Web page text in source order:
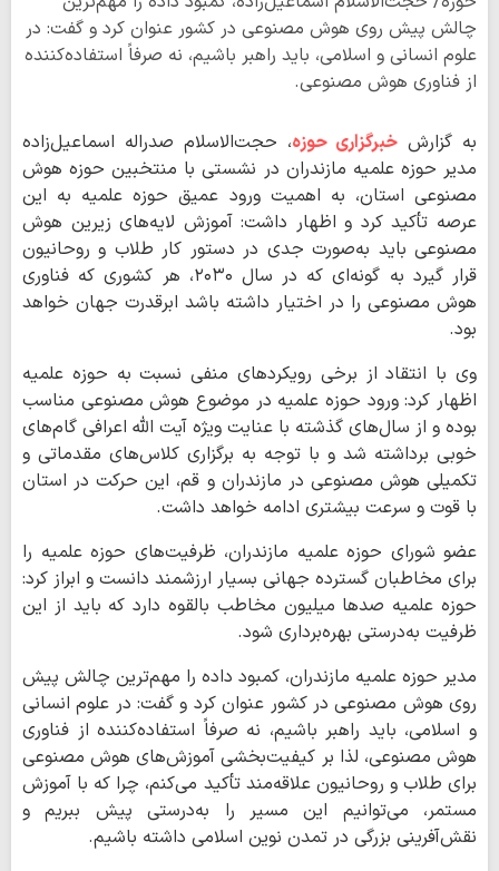
چالش پیش روی هوش مصنوعی در کشور عنوان کرد و گفت: در
علوم انسانی و اسلامی، باید راهبر باشیم، نه صرفاً استفاده‌کننده
از فناوری هوش مصنوعی.
به گزارش خبرگزاری حوزه، حجت‌الاسلام صدراله اسماعیل‌زاده
مدیر حوزه علمیه مازندران در نشستی با منتخبین حوزه هوش
مصنوعی استان، به اهمیت ورود عمیق حوزه علمیه به این
عرصه تأکید کرد و اظهار داشت: آموزش لایه‌های زیرین هوش
مصنوعی باید به‌صورت جدی در دستور کار طلاب و روحانیون
قرار گیرد به گونه‌ای که در سال ۲۰۳۰، هر کشوری که فناوری
هوش مصنوعی را در اختیار داشته باشد ابرقدرت جهان خواهد
بود.
وی با انتقاد از برخی رویکردهای منفی نسبت به حوزه علمیه
اظهار کرد: ورود حوزه علمیه در موضوع هوش مصنوعی مناسب
بوده و از سال‌های گذشته با عنایت ویژه آیت الله اعرافی گام‌های
خوبی برداشته شد و با توجه به برگزاری کلاس‌های مقدماتی و
تکمیلی هوش مصنوعی در مازندران و قم، این حرکت در استان
با قوت و سرعت بیشتری ادامه خواهد داشت.
عضو شورای حوزه علمیه مازندران، ظرفیت‌های حوزه علمیه را
برای مخاطبان گسترده جهانی بسیار ارزشمند دانست و ابراز کرد:
حوزه علمیه صدها میلیون مخاطب بالقوه دارد که باید از این
ظرفیت به‌درستی بهره‌برداری شود.
مدیر حوزه علمیه مازندران، کمبود داده را مهم‌ترین چالش پیش
روی هوش مصنوعی در کشور عنوان کرد و گفت: در علوم انسانی
و اسلامی، باید راهبر باشیم، نه صرفاً استفاده‌کننده از فناوری
هوش مصنوعی، لذا بر کیفیت‌بخشی آموزش‌های هوش مصنوعی
برای طلاب و روحانیون علاقه‌مند تأکید می‌کنم، چرا که با آموزش
مستمر، می‌توانیم این مسیر را به‌درستی پیش ببریم و
نقش‌آفرینی بزرگی در تمدن نوین اسلامی داشته باشیم.